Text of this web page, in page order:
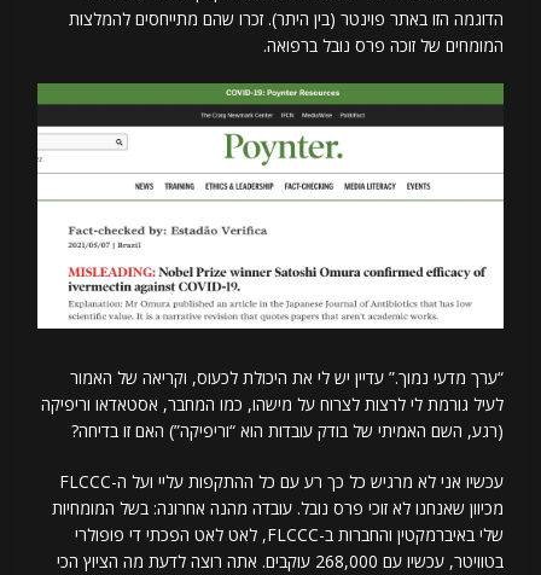
הדוגמה הזו באתר פוינטר (בין היתר). זכרו שהם מתייחסים להמלצות
המומחים של זוכה פרס נובל ברפואה.
“ערך מדעי נמוך.” עדיין יש לי את היכולת לכעוס, וקריאה של האמור
לעיל גורמת לי לרצות לצרוח על מישהו, כמו המחבר, אסטאדאו וריפיקה
(רגע, השם האמיתי של בודק עובדות הוא “וריפיקה”) האם זו בדיחה?
עכשיו אני לא מרגיש כל כך רע עם כל ההתקפות עליי ועל ה-FLCCC
מכיוון שאנחנו לא זוכי פרס נובל. עובדה מהנה אחרונה: בשל המומחיות
שלי באיברמקטין והחברות ב-FLCCC, לאט לאט הפכתי די פופולרי
בטוויטר, עכשיו עם 268,000 עוקבים. אתה רוצה לדעת מה הציוץ הכי